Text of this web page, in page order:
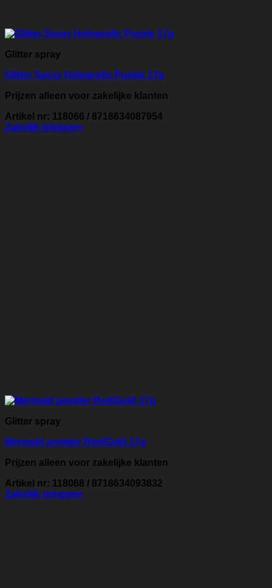
Glitter spray
Glitter Spray Holografic Purple 17g
Prijzen alleen voor zakelijke klanten
Artikel nr: 118066 / 8718634087954
Zakelijk inloggen
Glitter spray
Mermaid powder Red/Gold 17g
Prijzen alleen voor zakelijke klanten
Artikel nr: 118068 / 8718634093832
Zakelijk inloggen